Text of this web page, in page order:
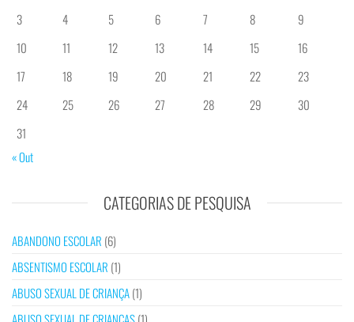
3
4 5 6 7 8
9
10
11 12 13 14 15
16
17
18 19 20 21 22
23
24
25 26 27 28 29
30
31
« Out
CATEGORIAS DE PESQUISA
ABANDONO ESCOLAR (6)
ABSENTISMO ESCOLAR (1)
ABUSO SEXUAL DE CRIANÇA(1)